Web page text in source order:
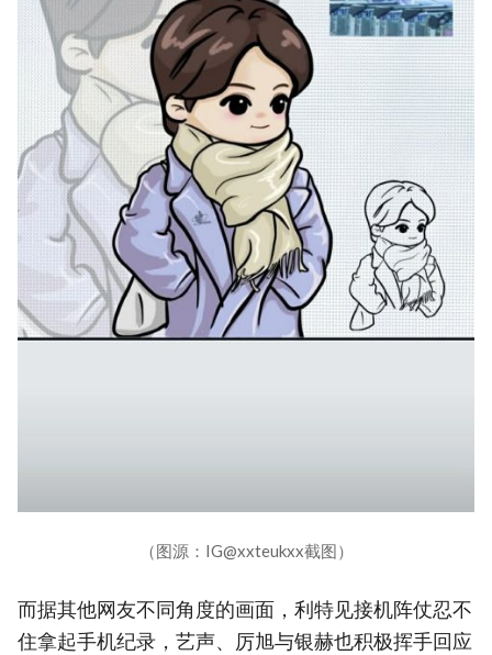
（图源：IG@xxteukxx截图）
而据其他网友不同角度的画面，利特见接机阵仗忍不
住拿起手机纪录，艺声、厉旭与银赫也积极挥手回应